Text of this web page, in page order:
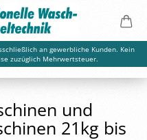
an gewerbliche Kunden. Kein
zuzüglich Mehrwertsteuer.
und
21kg bis